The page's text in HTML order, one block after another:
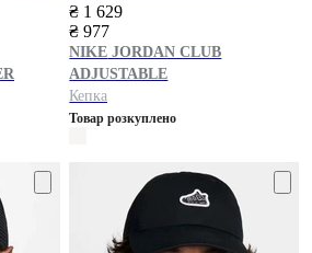
₴ 1 629
₴ 977
NIKE JORDAN CLUB
ADJUSTABLE
Кепка
Товар розкуплено